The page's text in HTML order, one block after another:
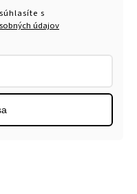
s
údajov